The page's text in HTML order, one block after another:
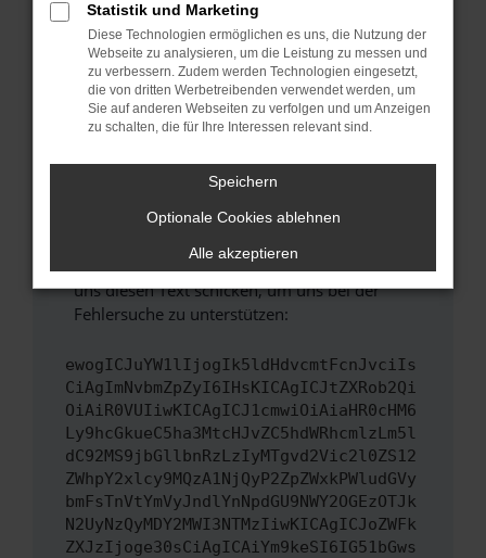
Stelle sicher, dass dein Browser und dein
Betriebssystem auf dem neuesten Stand
sind.
Veraltete Software birgt nicht nur ein
Sicherheitsrisiko, sondern kann auch dazu
führen, dass bestimmte Funktionen nicht mehr
unterstützt werden.
Wende dich an den Webseitenbetreiber.
Wenn du alle oben genannten Schritte versucht
versuchen, das Problem zu beheben. Du kannst
uns diesen Text schicken, um uns bei der
Fehlersuche zu unterstützen:
ewogICJuYW1lIjogIk5ldHdvcmtFcnJvciIs
CiAgImNvbmZpZyI6IHsKICAgICJtZXRob2Qi
OiAiR0VUIiwKICAgICJ1cmwiOiAiaHR0cHM6
Ly9hcGkueC5ha3MtcHJvZC5hdWRhcmlzLm5l
dC92MS9jbGllbnRzLzIyMTgvd2Vic2l0ZS12
ZWhpY2xlcy9MQzA1NjQyP2ZpZWxkPWludGVy
bmFsTnVtYmVyJndlYnNpdGU9NWY2OGEzOTJk
N2UyNzQyMDY2MWI3NTMzIiwKICAgICJoZWFk
ZXJzIjoge30sCiAgICAiYm9keSI6IG51bGws
Statistik und Marketing
Diese Technologien ermöglichen es uns, die Nutzung der
Webseite zu analysieren, um die Leistung zu messen und
zu verbessern. Zudem werden Technologien eingesetzt,
die von dritten Werbetreibenden verwendet werden, um
Sie auf anderen Webseiten zu verfolgen und um Anzeigen
zu schalten, die für Ihre Interessen relevant sind.
Speichern
Optionale Cookies ablehnen
Alle akzeptieren